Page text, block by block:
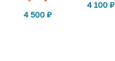
4 500₽
4 100₽